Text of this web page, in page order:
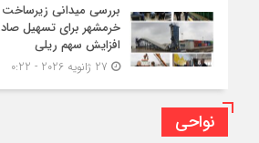
بررسی میدانی زیرساخت
خرمشهر برای تسهیل
افزایش سهم ریلی
نواحی